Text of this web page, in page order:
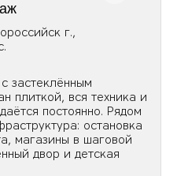
г.,
застеклённым
плиткой, вся техника и
постоянно. Рядом
остановка
магазины в шаговой
двор и детская